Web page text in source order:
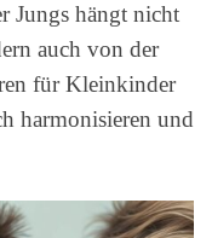
Jungs hängt nicht
auch von der
für Kleinkinder
harmonisieren und